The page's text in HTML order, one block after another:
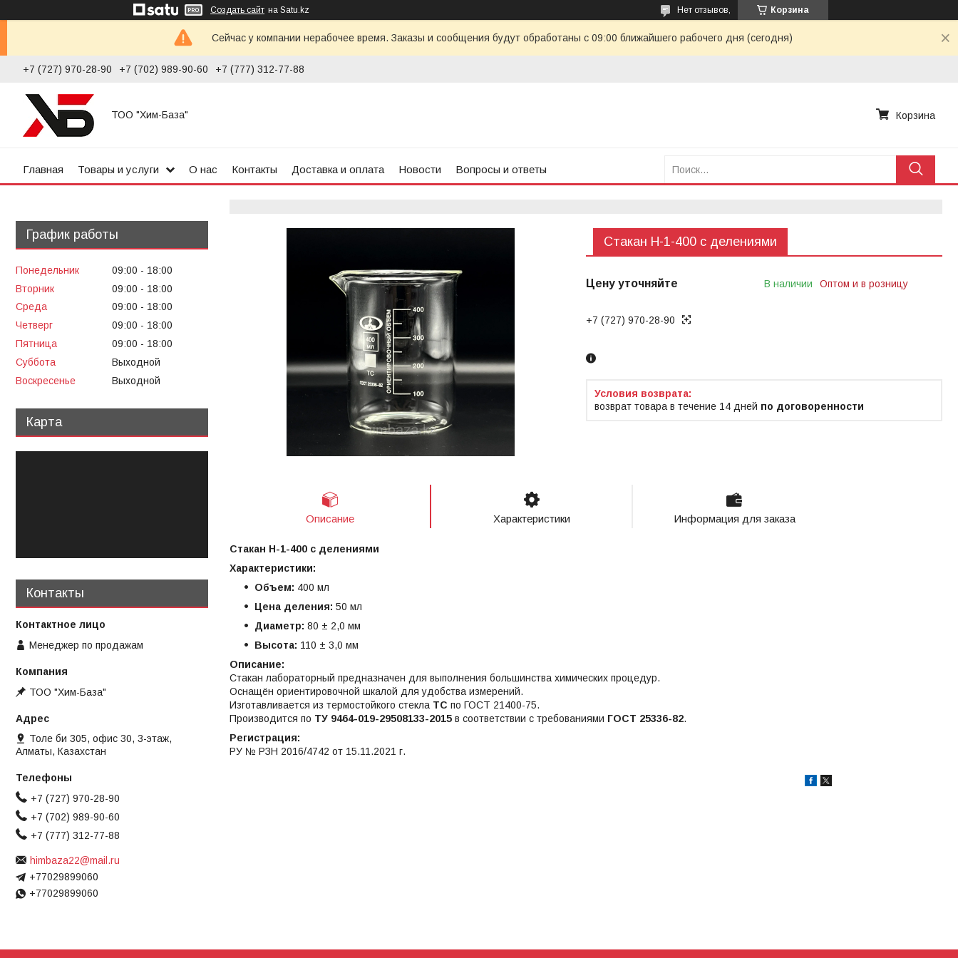
Создать сайт на Satu.kz Корзина
Нет отзывов,
Сейчас у компании нерабочее время. Заказы и сообщения будут обработаны с 09:00 ближайшего рабочего дня (сегодня)
+7 (727) 970-28-90 +7 (702) 989-90-60 +7 (777) 312-77-88
ТОО "Хим-База" Корзина
Главная Товары и услуги О нас Контакты Доставка и оплата Новости Вопросы и ответы
Стакан Н-1-400 с делениями
Цену уточняйте В наличии Оптом и в розницу
+7 (727) 970-28-90
возврат товара в течение 14 дней по договоренности
Описание Характеристики Информация для заказа
Стакан Н-1-400 с делениями
Характеристики:
Объем: 400 мл
Цена деления: 50 мл
Диаметр: 80 ± 2,0 мм
Высота: 110 ± 3,0 мм
Описание:
Стакан лабораторный предназначен для выполнения большинства химических процедур.
Оснащён ориентировочной шкалой для удобства измерений.
Изготавливается из термостойкого стекла ТС по ГОСТ 21400-75.
Производится по ТУ 9464-019-29508133-2015 в соответствии с требованиями ГОСТ 25336-82.
Регистрация:
РУ № РЗН 2016/4742 от 15.11.2021 г.
График работы
Понедельник 09:00
18:00
Вторник
09:00
18:00
Среда
09:00
18:00
Четверг
09:00
18:00
Пятница
09:00
18:00
Суббота
Выходной
Воскресенье
Выходной
Карта
Контакты
Менеджер по продажам
ТОО "Хим-База"
Толе би 305, офис 30, 3-этаж,
Алматы, Казахстан
+7 (727) 970-28-90
+7 (702) 989-90-60
+7 (777) 312-77-88
himbaza22@mail.ru
+77029899060
+77029899060